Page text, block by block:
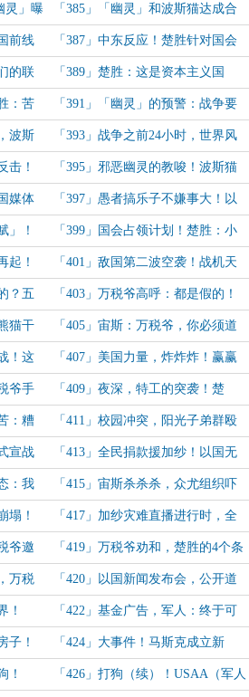
！ 灵」哪里来的？
灵」曝 「385」「幽灵」和波斯猫达成合
作！
前线 「387」中东反应！楚胜针对国会
的行动！
的联 「389」楚胜：这是资本主义国
家，你们国会要造反吗？
：苦 「391」「幽灵」的预警：战争要
来了，你们波斯猫怎么还白日梦？
波斯 「393」战争之前24小时，世界风
云涌动！（还没开始）
击！
！
「395」邪恶幽灵的教唆！波斯猫
变强势第二波轰炸！
媒体
！
「397」愚者搞乐子不嫌事大！以
国气炸了，要搞暗杀！
」！
！
「399」国会占领计划！楚胜：小
李子，想当国会议员吗？想当总统
吗？
起！ 「401」敌国第二波空袭！战机天
敌！幽灵一战封神了！
？五 「403」万税爷高呼：都是假的！
宙斯：美国，你让我很失望！
猫干 「405」宙斯：万税爷，你必须道
歉！轰炸驱逐舰，美国被拖下水！
！这 「407」美国力量，炸炸炸！赢赢
赢！拖鞋军：我也没啥损失啊？
爷手
死定
「409」夜深，特工的突袭！楚
胜：时代变了，无人机安防才是王
者！
：糟
！
「411」校园冲突，阳光子弟群殴
尤人！楚胜：奖励，必须狠狠奖励！
宣战 「413」全民捐款援加纱！以国无
能狂怒！
：我 「415」宙斯杀杀杀，众尤组织吓
得连夜解散！
塌！ 「417」加纱灾难直播进行时，全
美沉默了！
爷邀 「419」万税爷劝和，楚胜的4个条
件！
万税
无厌！
「420」以国新闻发布会，公开道
歉！
！ 「422」基金广告，军人：终于可
以投资阳光基金了！感恩有你！
子！ 「424」大事件！马斯克成立新
党！和楚胜强强联手！
！ 「426」打狗（续）！USAA（军人